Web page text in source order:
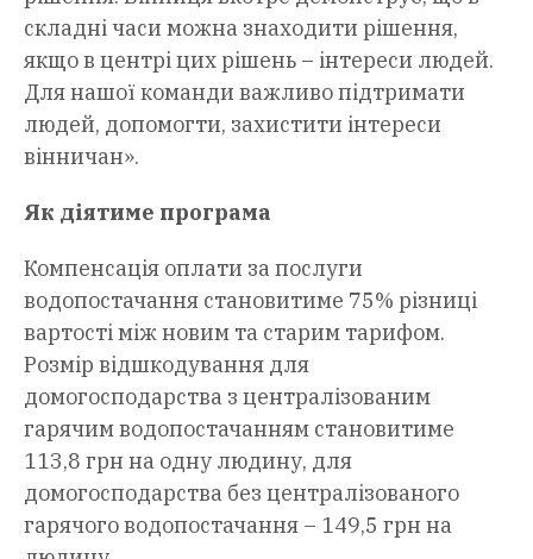
складні часи можна знаходити рішення,
якщо в центрі цих рішень – інтереси людей.
Для нашої команди важливо підтримати
людей, допомогти, захистити інтереси
вінничан».
Як діятиме програма
Компенсація оплати за послуги
водопостачання становитиме 75% різниці
вартості між новим та старим тарифом.
Розмір відшкодування для
домогосподарства з централізованим
гарячим водопостачанням становитиме
113,8 грн на одну людину, для
домогосподарства без централізованого
гарячого водопостачання – 149,5 грн на